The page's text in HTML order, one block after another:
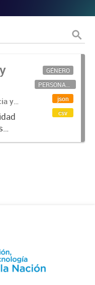
y
GÉNERO
PERSONAL CIENTÍFICO-TECNOLÓGICO
json
csv